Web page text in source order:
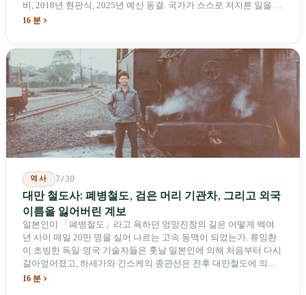
비, 2018년 현판식, 2025년 예산 동결. 국가가 스스로 저지른 일을 기
념하기 위해 스스로 세운 박물관. 계엄 해제 39년 동안 사법 재판을
16 분
역사 7/30
대만 철도사: 폐병철도, 검은 머리 기관차, 그리고 외국
이름을 잃어버린 계보
일본인이 「폐병철도」라고 욕하던 엉망진창의 길은 어떻게 백여
년 사이 매일 20만 명을 실어 나르는 고속 동맥이 되었는가. 류밍촨
이 초빙한 독일·영국 기술자들은 훗날 일본인에 의해 처음부터 다시
갈아엎어졌고, 하세가와 긴스케의 종관선은 전후 대만철도에 의해
이름과 번호가 바뀌었다. 세대마다 앞선 세대의 기록을 주석으로 밀
16 분